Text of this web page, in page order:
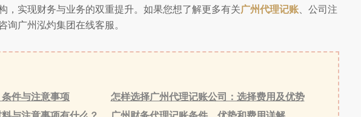
，实现财务与业务的双重提升。如果您想了解更多有关广州代理记账 、公司注
询广州泓灼集团在线客服。
件与注意事项
怎样选择广州代理记账公司：选择费用及优势